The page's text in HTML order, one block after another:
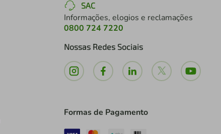
SAC
Informações, elogios e reclamações
0800 724 7220
Nossas Redes Sociais
Formas de Pagamento